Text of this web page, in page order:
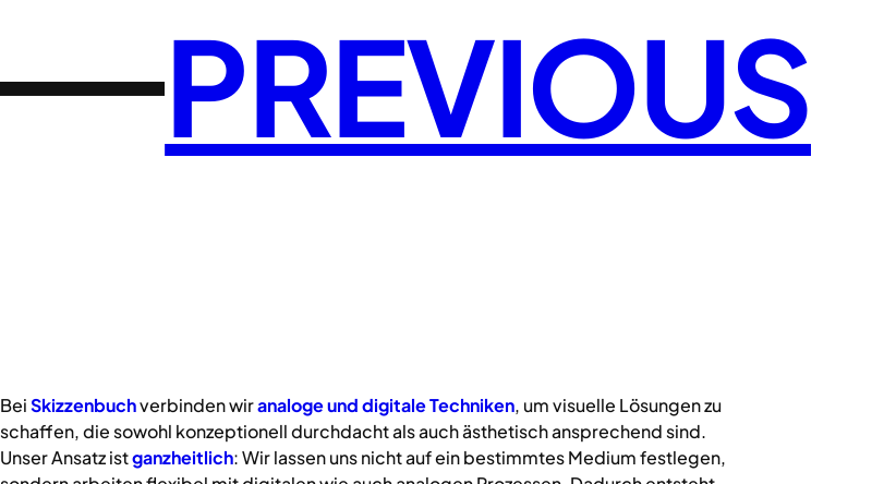
PREVIOUS
BeiSkizzenbuchverbinden wiranalogeunddigitaleTechniken, um visuelle Lösungen zu
schaffen, die sowohl konzeptionell durchdacht als auch ästhetisch ansprechend sind.
Unser Ansatz istganzheitlich: Wir lassen uns nicht auf ein bestimmtes Medium festlegen,